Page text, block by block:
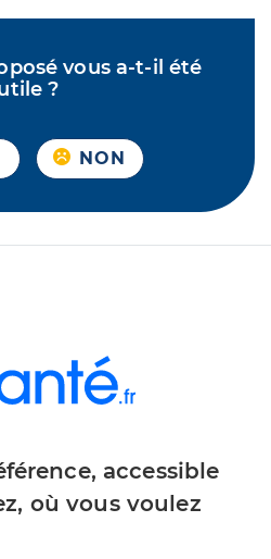
vous a-t-il été
?
NON
accessible
où vous voulez